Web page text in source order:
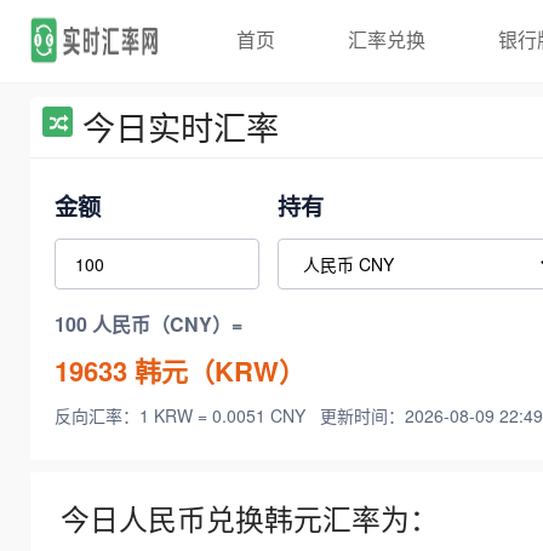
首页 汇率兑换 银行
今日实时汇率
金额 持有
100 人民币（CNY）=
19633韩元（KRW）
反向汇率：1 KRW = 0.0051 CNY 更新时间：2026-08-09
今日人民币兑换韩元汇率为：